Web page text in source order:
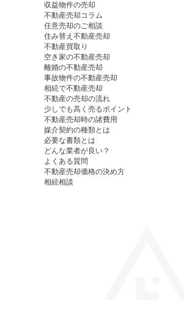
収益物件の売却
不動産売却コラム
任意売却のご相談
住み替え不動産売却
不動産買取り
空き家の不動産売却
離婚の不動産売却
事故物件の不動産売却
相続で不動産売却
不動産の売却の流れ
少しでも高く売るポイント
不動産売却時の諸費用
媒介契約の種類とは
必要な書類とは
どんな業者が良い？
よくある質問
不動産売却価格の決め方
相続相談